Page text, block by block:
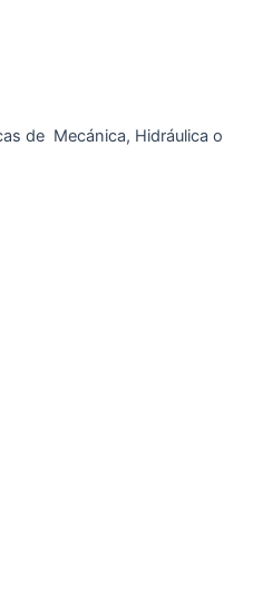
de Mecánica, Hidráulica o